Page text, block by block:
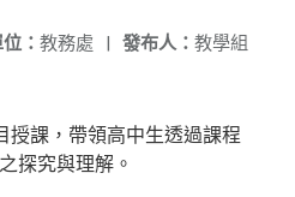
發布人： 教學組
： 教務處 |
授課，帶領高中生透過課程
探究與理解。